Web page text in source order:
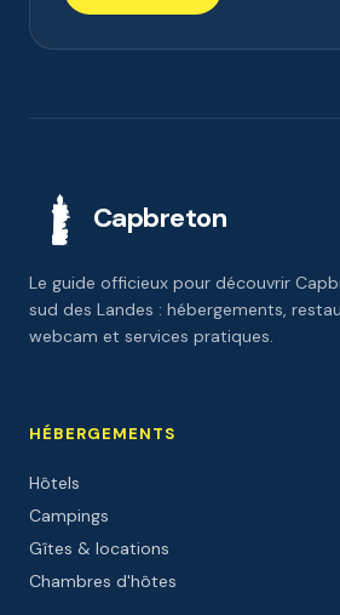
Capbreton
Le guide officieux pour découvrir
sud des Landes : hébergements,
webcam et services pratiques.
HÉBERGEMENTS
Hôtels
Campings
Gîtes & locations
Chambres d'hôtes